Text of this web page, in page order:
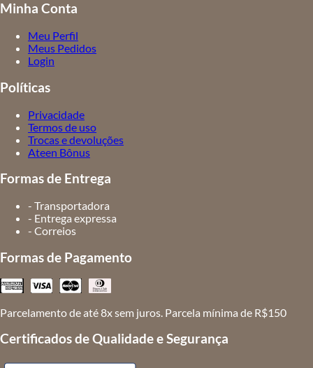
Minha Conta
Meu Perfil
Meus Pedidos
Login
Políticas
Privacidade
Termos de uso
Trocas e devoluções
Ateen Bônus
Formas de Entrega
- Transportadora
- Entrega expressa
- Correios
Formas de Pagamento
Parcelamento de até 8x sem juros. Parcela mínima de R$150
Certificados de Qualidade e Segurança